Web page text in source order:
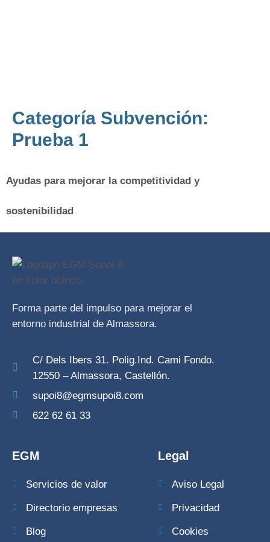
Categoría Subvención:
Prueba 1
Ayudas para mejorar la competitividad y
sostenibilidad
Forma parte del impulso para mejorar el
entorno industrial de Almassora.
C/ Dels Ibers 31. Polig.Ind. Cami Fondo.
12550 – Almassora, Castellón.
supoi8@egmsupoi8.com
622 62 61 33
EGM
Servicios de valor
Directorio empresas
Blog
Legal
Aviso Legal
Privacidad
Cookies